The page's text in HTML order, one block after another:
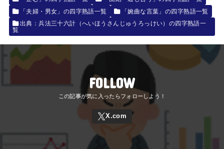
「夫婦・男女」の四字熟語一覧
「婉曲な言葉」の四字熟語一覧
出典：兵法三十六計（へいほうさんじゅうろっけい）の四字熟語一
覧
FOLLOW